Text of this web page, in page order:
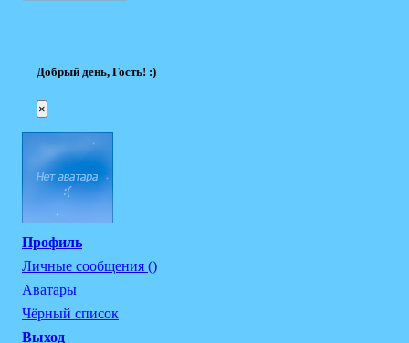
Добрый день, Гость! :)
×
Профиль
Личные сообщения ()
Аватары
Чёрный список
Выход